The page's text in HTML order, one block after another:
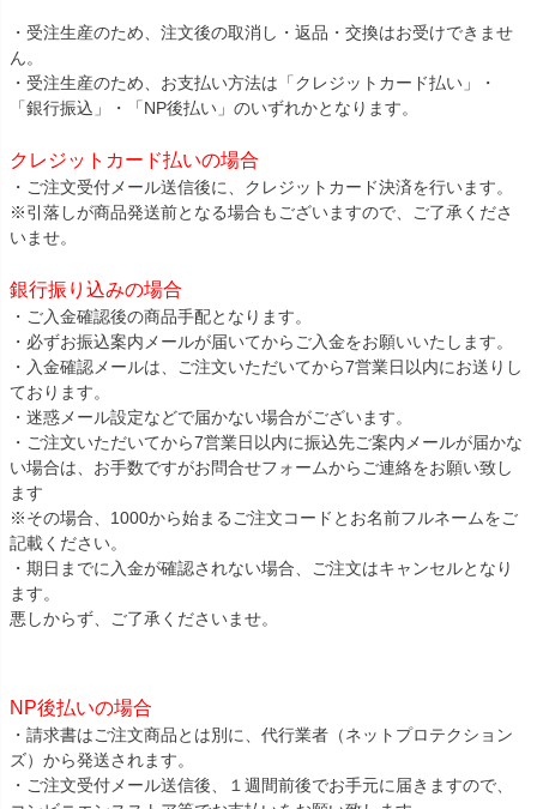
・受注生産のため、注文後の取消し・返品・交換はお受けできませ
ん。
・受注生産のため、お支払い方法は「クレジットカード払い」・
「銀行振込」・「NP後払い」のいずれかとなります。
クレジットカード払いの場合
・ご注文受付メール送信後に、クレジットカード決済を行います。
※引落しが商品発送前となる場合もございますので、ご了承くださ
いませ。
銀行振り込みの場合
・ご入金確認後の商品手配となります。
・必ずお振込案内メールが届いてからご入金をお願いいたします。
・入金確認メールは、ご注文いただいてから7営業日以内にお送りし
ております。
・迷惑メール設定などで届かない場合がございます。
・ご注文いただいてから7営業日以内に振込先ご案内メールが届かな
い場合は、お手数ですがお問合せフォームからご連絡をお願い致し
ます
※その場合、1000から始まるご注文コードとお名前フルネームをご
記載ください。
・期日までに入金が確認されない場合、ご注文はキャンセルとなり
ます。
悪しからず、ご了承くださいませ。
NP後払いの場合
・請求書はご注文商品とは別に、代行業者（ネットプロテクション
ズ）から発送されます。
・ご注文受付メール送信後、１週間前後でお手元に届きますので、